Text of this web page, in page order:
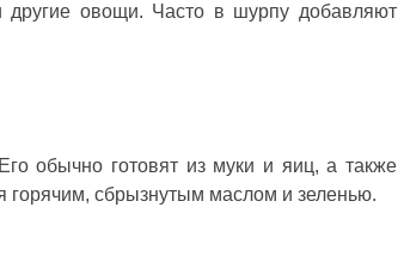
другие овощи. Часто в шурпу добавляют
обычно готовят из муки и яиц, а также
сбрызнутым маслом и зеленью.